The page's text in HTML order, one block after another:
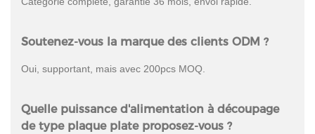
Soutenez-vous la marque des clients ODM ?
Oui, supportant, mais avec 200pcs MOQ.
Quelle puissance d'alimentation à découpage
de type plaque plate proposez-vous ?